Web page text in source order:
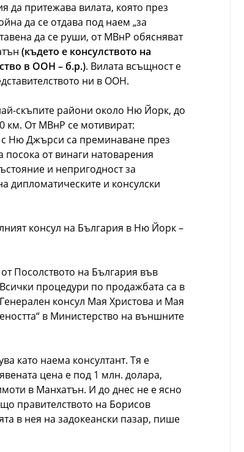
да притежава вилата, която през
да се отдава под наем „за
да се руши, от МВнР обясняват
(където е консулството на
в ООН – б.р.). Вилата всъщност е
ни в ООН.
скъпите райони около Ню Йорк, до
км. От МВнР се мотивират:
с Ню Джърси са преминаване през
посока от винаги натоварения
и непригодност за
дипломатическите и консулски
консул на България в Ню Йорк –
Посолството на България във
процедури по продажбата са в
консул Мая Христова и Мая
в Министерство на външните
като наема консултант. Тя е
цена е под 1 млн. долара,
в Манхатън. И до днес не е ясно
правителството на Борисов
в нея на задокеански пазар, пише